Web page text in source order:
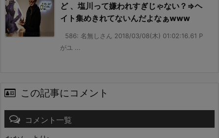
ど 、塩川って嫌われすぎじゃない？⇒ヘ
イト集めきれてないんだよなぁwww
586: 名無しさん 2018/03/08(木) 01:02:16.61 P
がユ ...
この記事にコメント
コメント一覧